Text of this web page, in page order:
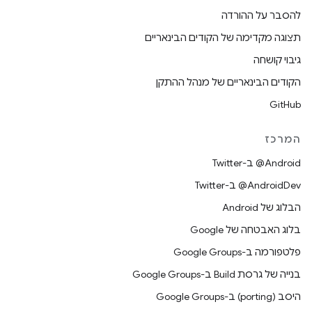
להסבר על ההורדה
תצוגה מקדימה של הקודים הבינאריים
גיבוי קושחה
הקודים הבינאריים של מנהל ההתקן
GitHub
המרכז
‎@Android ב-Twitter
‎@AndroidDev ב-Twitter
הבלוג של Android
בלוג האבטחה של Google
פלטפורמה ב-Google Groups
בנייה של גרסת Build ב-Google Groups
היסב (porting) ב-Google Groups